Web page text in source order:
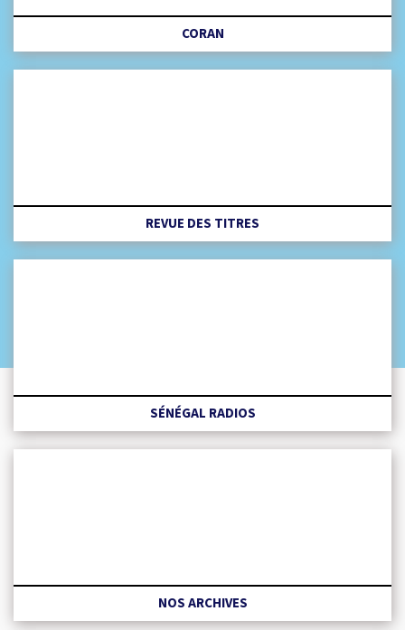
CORAN
REVUE DES TITRES
SÉNÉGAL RADIOS
NOS ARCHIVES